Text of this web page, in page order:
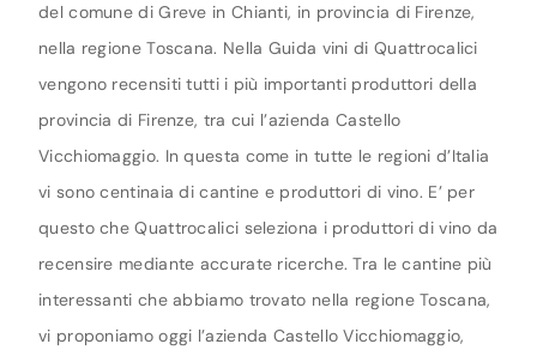
del comune di Greve in Chianti, in provincia di Firenze,
nella regione Toscana. Nella Guida vini di Quattrocalici
vengono recensiti tutti i più importanti produttori della
provincia di Firenze, tra cui l’azienda Castello
Vicchiomaggio. In questa come in tutte le regioni d’Italia
vi sono centinaia di cantine e produttori di vino. E’ per
questo che Quattrocalici seleziona i produttori di vino da
recensire mediante accurate ricerche. Tra le cantine più
interessanti che abbiamo trovato nella regione Toscana,
vi proponiamo oggi l’azienda Castello Vicchiomaggio,